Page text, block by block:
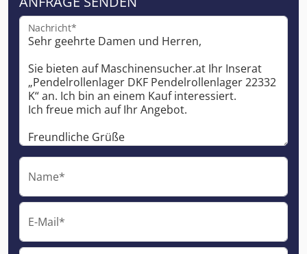
Nachricht*
Name*
E-Mail*